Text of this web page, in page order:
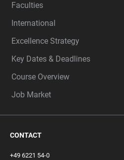
Faculties
International
Excellence Strategy
Key Dates & Deadlines
Course Overview
Job Market
CONTACT
+49 6221 54-0